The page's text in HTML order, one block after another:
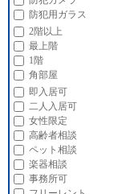
防犯用ガラス
2階以上
最上階
1階
角部屋
即入居可
二人入居可
女性限定
高齢者相談
ペット相談
楽器相談
事務所可